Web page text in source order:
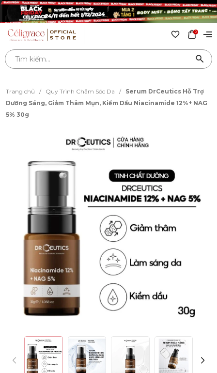
0
Trang chủ / Quy Trình Chăm Sóc Da /
Serum DrCeutics Hỗ Trợ
Dưỡng Sáng, Giảm Thâm Mụn, Kiềm Dầu Niacinamide 12%+ NAG
5% 30g